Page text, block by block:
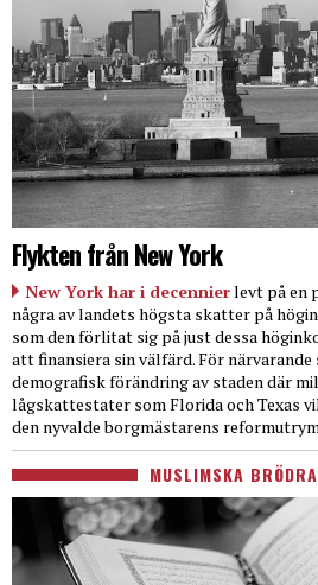
Flykten från New York
New York har i decennierlevt på en
några av landets högsta skatter på
som den förlitat sig på just dessa
att finansiera sin välfärd. För närvarande
demografisk förändring av staden där
lågskattestater som Florida och Texas
den nyvalde borgmästarens
MUSLIMSKA